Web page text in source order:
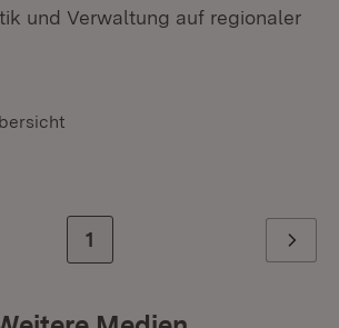
und Verwaltung auf regionaler
Zur letzten Seite
1 Weiter